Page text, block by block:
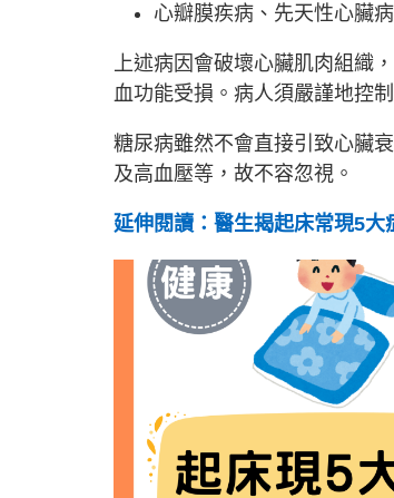
心瓣膜疾病、先天性心臟
上述病因會破壞心臟肌肉組織
血功能受損。病人須嚴謹地控
糖尿病雖然不會直接引致心臟
及高血壓等，故不容忽視。
延伸閱讀：醫生揭起床常現5